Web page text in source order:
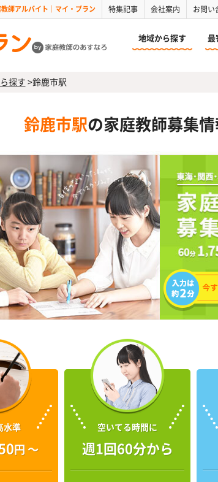
師アルバイト｜マイ・プラン 特集記事 会社案内 お問い
地域から探す 最
探す >鈴鹿市駅
鈴鹿市駅の家庭教師募集情
水準
円 〜
空いてる時間に
週1回60分から